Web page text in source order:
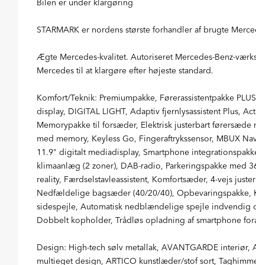
Bilen er under klargøring
STARMARK er nordens største forhandler af brugte
Ægte Mercedes-kvalitet. Autoriseret Mercedes-Benz-
Mercedes til at klargøre efter højeste standard.
Komfort/Teknik: Premiumpakke, Førerassistentpakke
display, DIGITAL LIGHT, Adaptiv fjernlysassistent Plus,
Memorypakke til forsæder, Elektrisk justerbart førersæde
med memory, Keyless Go, Fingeraftrykssensor, MBUX
11.9" digitalt mediadisplay, Smartphone
klimaanlæg (2 zoner), DAB-radio, Parkeringspakke med
reality, Færdselstavleassistent, Komfortsæder, 4-vejs
Nedfældelige bagsæder (40/20/40), Opbevaringspakke,
sidespejle, Automatisk nedblændelige spejle indvendig
Dobbelt kopholder, Trådløs opladning af smartphone
Design: High-tech sølv metallak, AVANTGARDE
multieget design, ARTICO kunstlæder/stof sort,